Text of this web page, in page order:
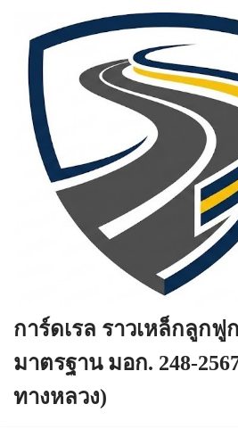
Skip
content
การ์ดเรล ราวเหล็กลูกฟูก
มาตรฐาน มอก. 248-
ทางหลวง)